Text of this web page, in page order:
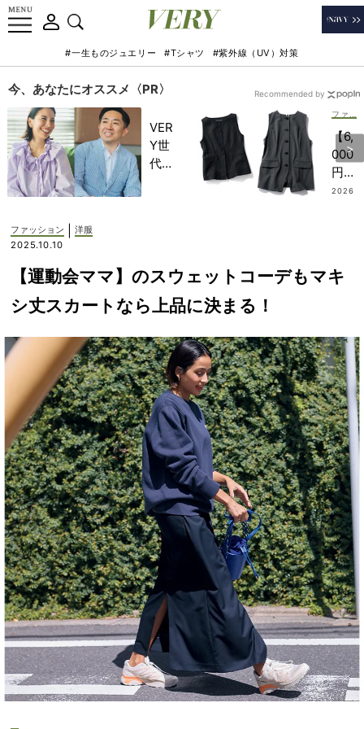
#一生ものジュエリー #Tシャツ #紫外線（UV）対策
今、あなたにオススメ〈PR〉
VER
Y世
代が
んと
考え
る
ぜ
今、
NO
T A
HO
TEL
な
の？
」
【6,
000
円台
か
一枚
る
『夏
ジ
レ』
が二
の
腕・
ヒッ
プカ
バー
に大
活躍
2026
Recommended by
ファッション
洋服
2025.10.10
【運動会ママ】のスウェットコーデもマキ
シ丈スカートなら上品に決まる！